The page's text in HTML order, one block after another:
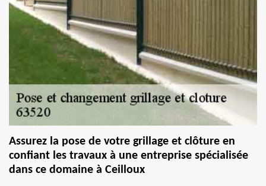
Assurez la pose de votre grillage et clôture en
confiant les travaux à une entreprise spécialisée
dans ce domaine à Ceilloux